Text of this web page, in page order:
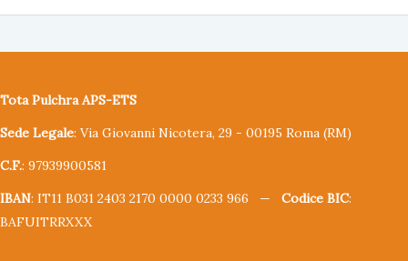
Tota Pulchra APS-ETS
Sede Legale: Via Giovanni Nicotera, 29 - 00195 Roma (RM)
C.F.: 97939900581
IBAN: IT11 B031 2403 2170 0000 0233 966 — Codice BIC:
BAFUITRRXXX